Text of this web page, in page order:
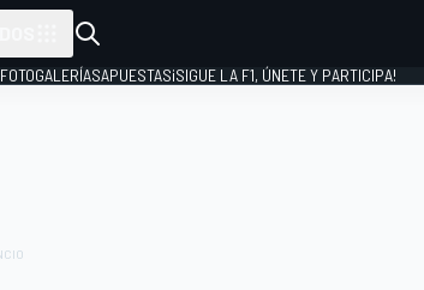
FOTOGALERÍASAPUESTAS¡SIGUE LA F1, ÚNETE Y PARTICIPA!